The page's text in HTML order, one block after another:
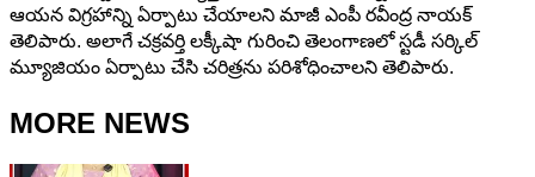
ఆయన విగ్రహాన్ని ఏర్పాటు చేయాలని మాజీ ఎంపీ రవీంద్ర నాయక్
తెలిపారు. అలాగే చక్రవర్తి లక్కీషా గురించి తెలంగాణలో స్టడీ సర్కిల్
మ్యూజియం ఏర్పాటు చేసి చరిత్రను పరిశోధించాలని తెలిపారు.
MORE NEWS